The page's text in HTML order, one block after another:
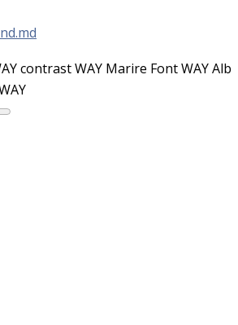
contrast WAY Marire Font WAYAlb